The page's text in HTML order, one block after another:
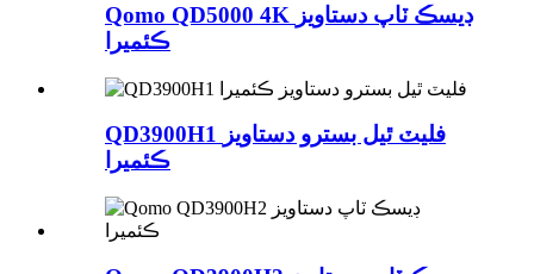
Qomo QD5000 4K ڊيسڪ ٽاپ دستاويز
ڪئميرا
QD3900H1 فليٽ ٿيل بسترو دستاويز
ڪئميرا